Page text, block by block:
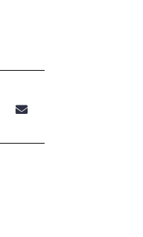
la conformité avec les